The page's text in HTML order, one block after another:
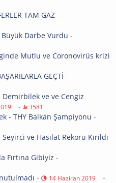
TAM GAZ -
Darbe Vurdu -
Mutlu ve Coronovirüs krizi
GEÇTİ -
Demirbilek ve ve Cengiz
- 3581
- THY Balkan Şampiyonu -
ve Hasılat Rekoru Kırıldı
Fırtına Gibiyiz -
- 14 Haziran 2019 -